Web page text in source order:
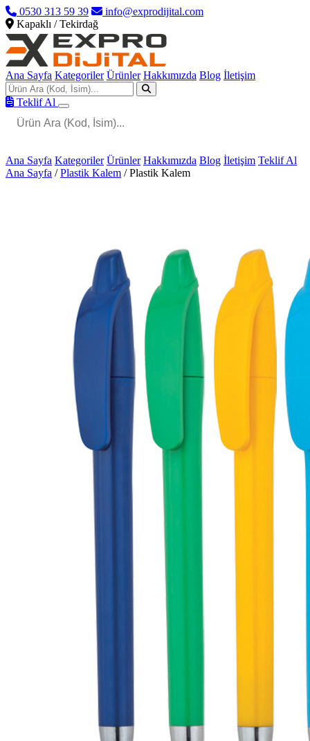
0530 313 59 39
info@exprodijital.com
Kapaklı / Tekirdağ
Ana Sayfa Kategoriler Ürünler Hakkımızda Blog İletişim
Teklif Al
Ana Sayfa Kategoriler Ürünler Hakkımızda Blog İletişim Teklif Al
Ana Sayfa / Plastik Kalem / Plastik Kalem